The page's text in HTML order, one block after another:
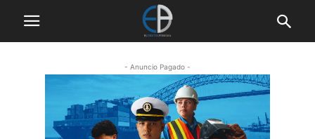
- Anuncio Pagado -